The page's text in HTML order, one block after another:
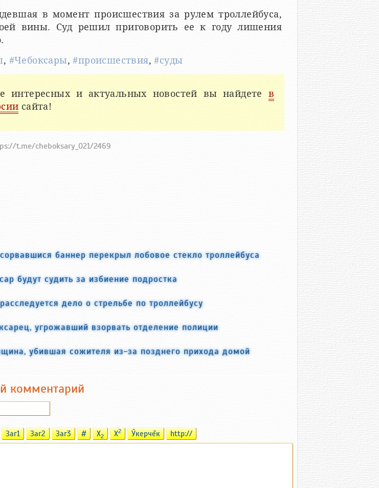
в момент происшествия за рулем троллейбуса,
вины. Суд решил приговорить ее к году лишения
, #Чебоксары,#происшествия,#суды
интересных и актуальных новостей вы найдете в
сайта!
t.me/cheboksary_021/2469
баннер перекрыл лобовое стекло троллейбуса
будут судить за избиение подростка
дело о стрельбе по троллейбусу
угрожавший взорвать отделение полиции
убившая сожителя из-за позднего прихода домой
комментарий
Заг1 Заг2 Заг3 # X2 X2 Ӳкерчĕк http://